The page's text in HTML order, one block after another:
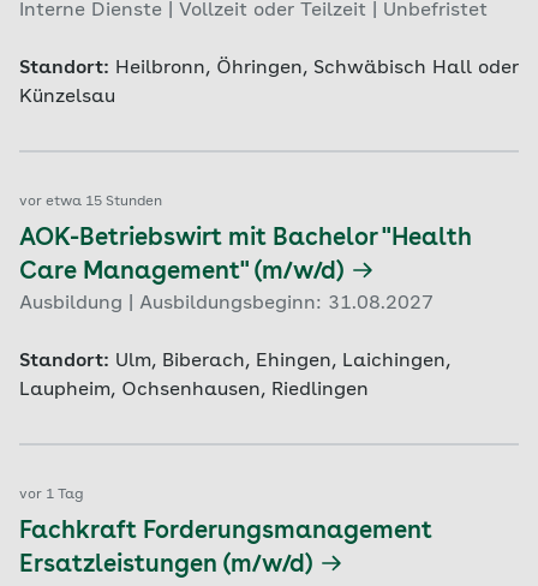
Interne Dienste | Vollzeit oder Teilzeit | Unbefristet
Standort: Heilbronn, Öhringen, Schwäbisch Hall oder
Künzelsau
vor etwa 15 Stunden
AOK-Betriebswirt mit Bachelor "Health
Care Management" (m/w/d)
Ausbildung | Ausbildungsbeginn: 31.08.2027
Standort: Ulm, Biberach, Ehingen, Laichingen,
Laupheim, Ochsenhausen, Riedlingen
vor 1 Tag
Fachkraft Forderungsmanagement
Ersatzleistungen (m/w/d)